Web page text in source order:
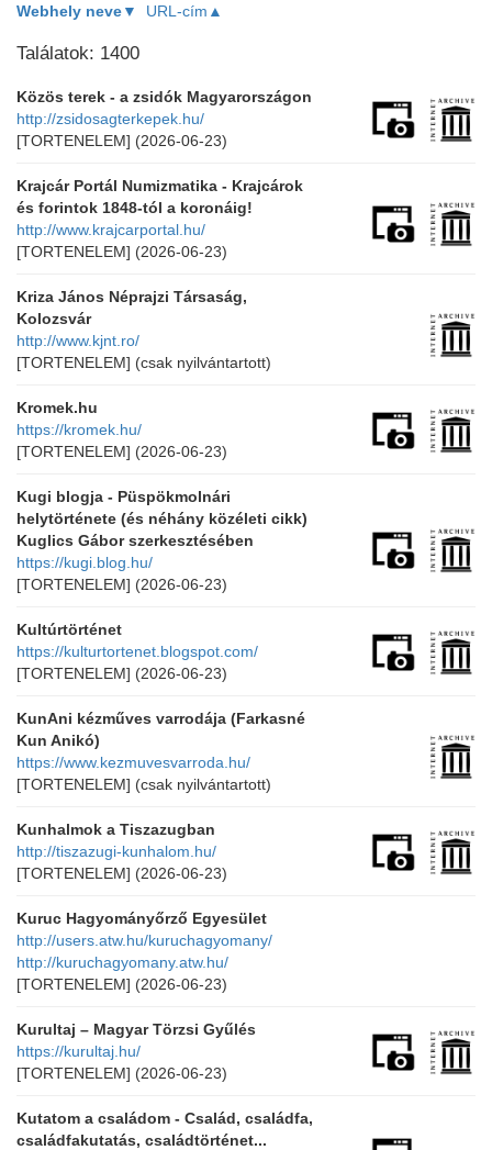
Webhely neve▼ URL-cím▲
Találatok: 1400
Közös terek - a zsidók Magyarországon
http://zsidosagterkepek.hu/
[TORTENELEM] (2026-06-23)
Krajcár Portál Numizmatika - Krajcárok
és forintok 1848-tól a koronáig!
http://www.krajcarportal.hu/
[TORTENELEM] (2026-06-23)
Kriza János Néprajzi Társaság,
Kolozsvár
http://www.kjnt.ro/
[TORTENELEM] (csak nyilvántartott)
Kromek.hu
https://kromek.hu/
[TORTENELEM] (2026-06-23)
Kugi blogja - Püspökmolnári
helytörténete (és néhány közéleti cikk)
Kuglics Gábor szerkesztésében
https://kugi.blog.hu/
[TORTENELEM] (2026-06-23)
Kultúrtörténet
https://kulturtortenet.blogspot.com/
[TORTENELEM] (2026-06-23)
KunAni kézműves varrodája (Farkasné
Kun Anikó)
https://www.kezmuvesvarroda.hu/
[TORTENELEM] (csak nyilvántartott)
Kunhalmok a Tiszazugban
http://tiszazugi-kunhalom.hu/
[TORTENELEM] (2026-06-23)
Kuruc Hagyományőrző Egyesület
http://users.atw.hu/kuruchagyomany/
http://kuruchagyomany.atw.hu/
[TORTENELEM] (2026-06-23)
Kurultaj – Magyar Törzsi Gyűlés
https://kurultaj.hu/
[TORTENELEM] (2026-06-23)
Kutatom a családom - Család, családfa,
családfakutatás, családtörténet...